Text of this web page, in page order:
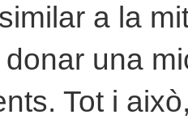
a la
una
Tot i